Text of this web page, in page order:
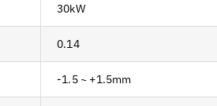
30kW
0.14
-1.5 ~ +1.5mm